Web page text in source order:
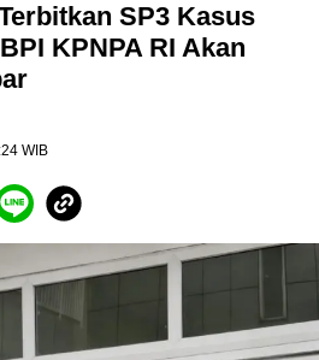
SP3 Kasus
KPNPA RI Akan
WIB